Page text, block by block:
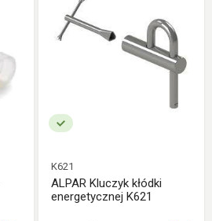
K621
ALPAR Kluczyk kłódki
energetycznej K621